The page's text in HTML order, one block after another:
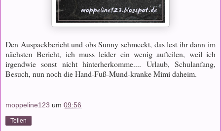
Den Auspackbericht und obs Sunny schmeckt, das lest ihr dann im
nächsten Bericht, ich muss leider ein wenig aufteilen, weil ich
irgendwie sonst nicht hinterherkomme.... Urlaub, Schulanfang,
Besuch, nun noch die Hand-Fuß-Mund-kranke Mimi daheim.
moppeline123 um 09:56
Teilen